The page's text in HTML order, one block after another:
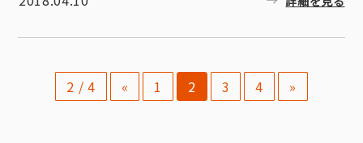
2 / 4 « 1 2 3 4 »